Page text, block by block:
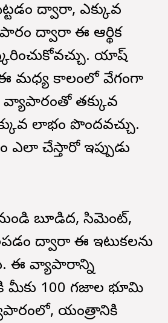
ద్వారా, ఎక్కువ
ద్వారా ఈ ఆర్థిక
యాష్
ఈ మధ్య కాలంలో వేగంగా
వ్యాపారంతో తక్కువ
లాభం పొందవచ్చు.
చేస్తారో ఇప్పుడు
నుండి బూడిద, సిమెంట్,
ద్వారా ఈ ఇటుకలను
ఈ వ్యాపారాన్ని
మీకు 100 గజాల భూమి
యంత్రానికి